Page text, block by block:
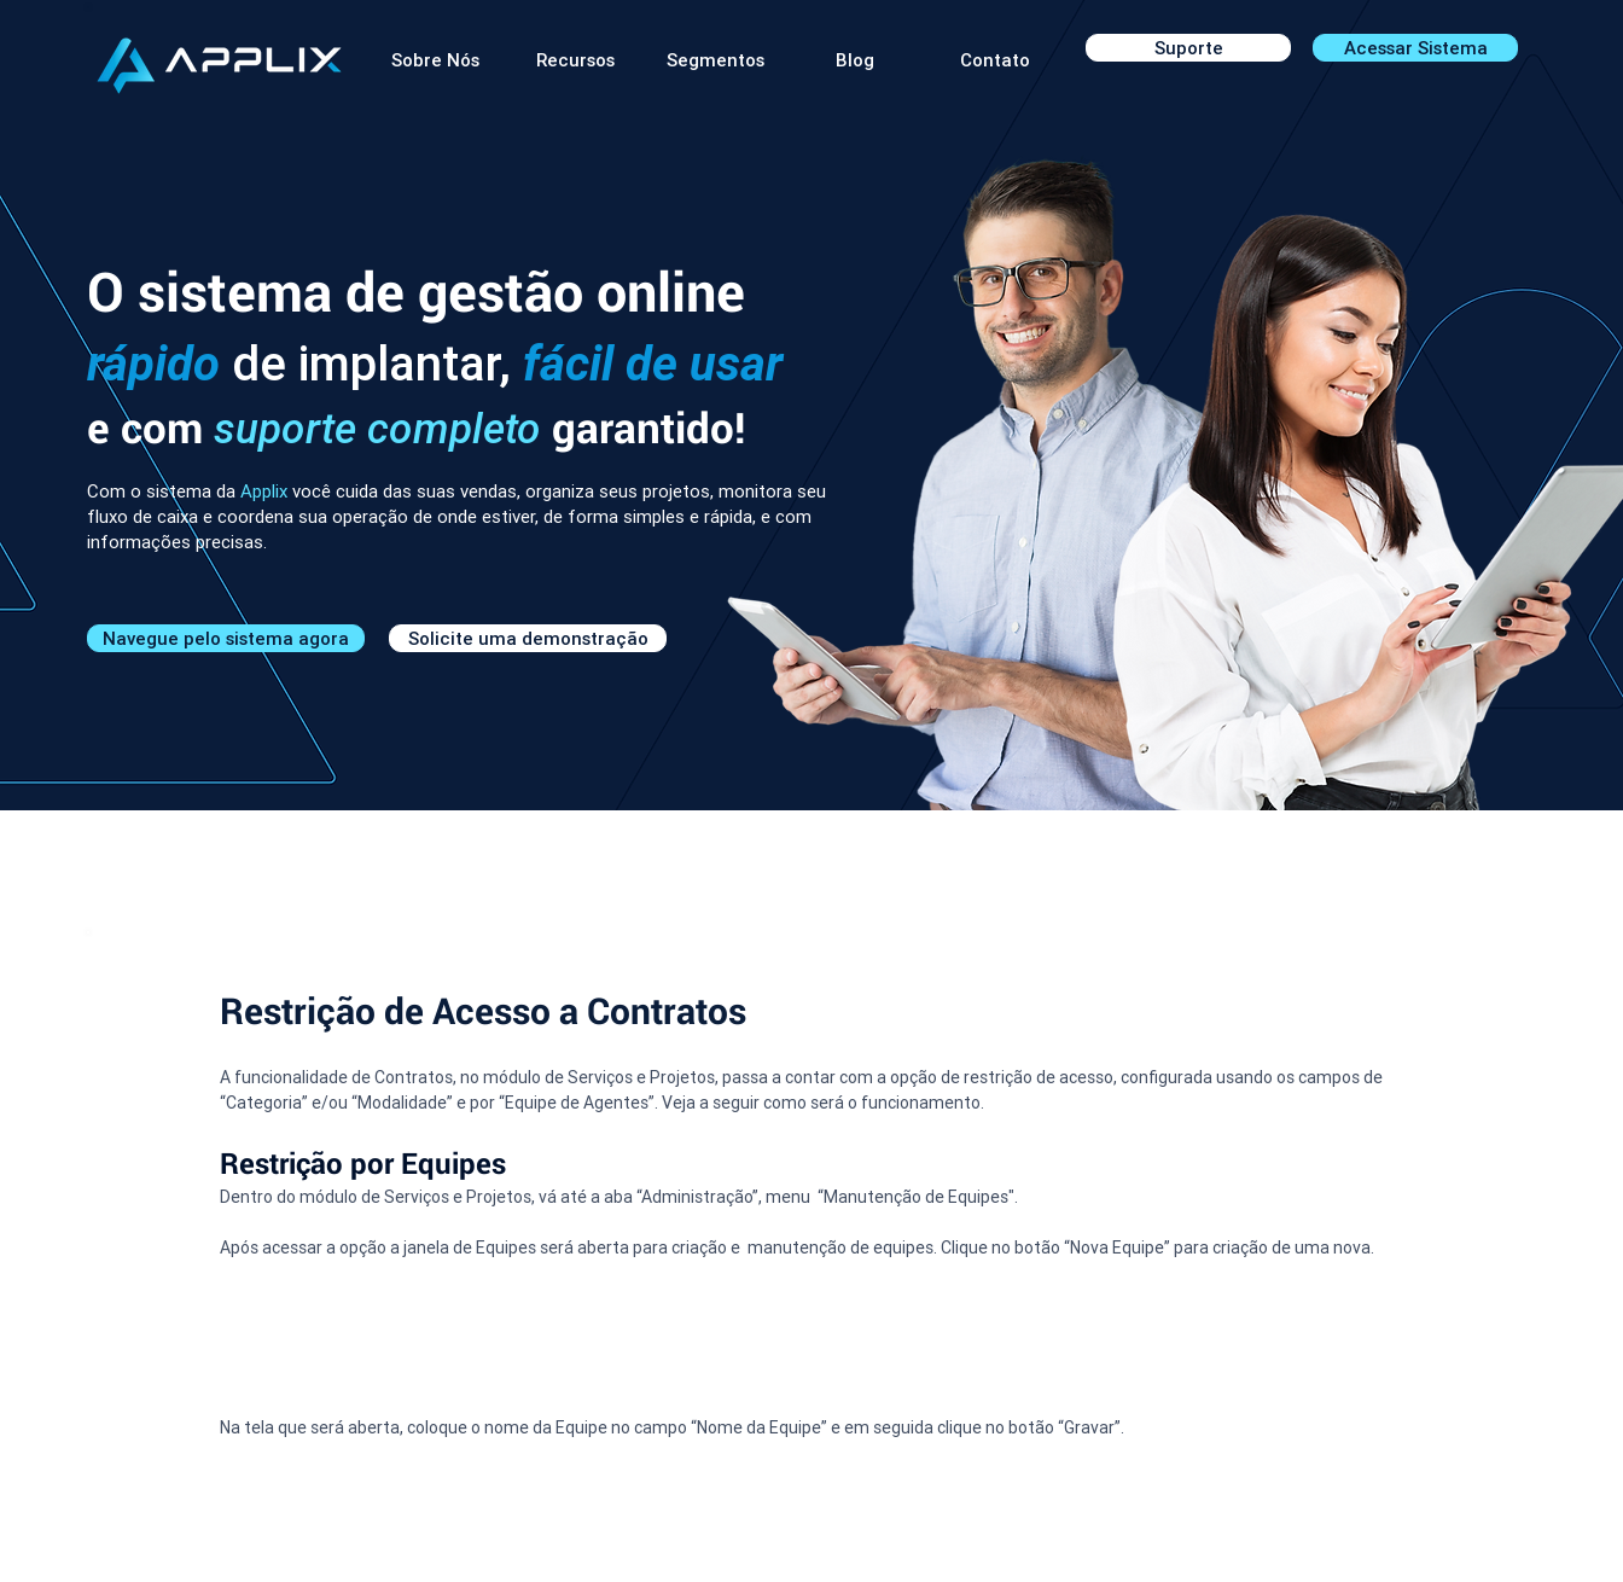
Sobre Nós Recursos Segmentos Blog Contato
Suporte Acessar Sistema
Com o sistema da Applix você cuida das suas vendas, organiza seus projetos, monitora seu
fluxo de caixa e coordena sua operação de onde estiver, de forma simples e rápida, e com
informações precisas.
Navegue pelo sistema agora Solicite uma demonstração
O sistema de gestão online
rápido de implantar, fácil de usar
e com suporte completo garantido!
Restrição de Acesso a Contratos
A funcionalidade de Contratos, no módulo de Serviços e Projetos, passa a contar com a opção de restrição de acesso, configurada usando os campos de
“Categoria” e/ou “Modalidade” e por “Equipe de Agentes”. Veja a seguir como será o funcionamento.
Restrição por Equipes
Dentro do módulo de Serviços e Projetos, vá até a aba “Administração”, menu  “Manutenção de Equipes".
Após acessar a opção a janela de Equipes será aberta para criação e  manutenção de equipes. Clique no botão “Nova Equipe” para criação de uma nova.
Na tela que será aberta, coloque o nome da Equipe no campo “Nome da Equipe” e em seguida clique no botão “Gravar”.